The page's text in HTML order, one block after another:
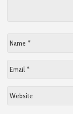
Name
Email
Website